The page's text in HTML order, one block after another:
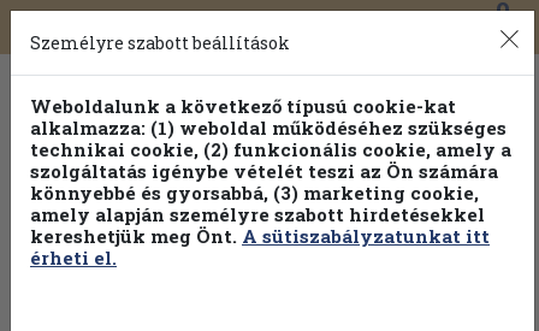
Toggle
navigation
0
Válogasson több mint 30 000 kötet közül
Hobbi témakörökben20% kedvezménnyel!
Személyre szabott beállítások
Weboldalunk a következő típusú cookie-kat
alkalmazza: (1) weboldal működéséhez szükséges
technikai cookie, (2) funkcionális cookie, amely a
szolgáltatás igénybe vételét teszi az Ön számára
könnyebbé és gyorsabbá, (3) marketing cookie,
amely alapján személyre szabott hirdetésekkel
kereshetjük meg Önt. A sütiszabályzatunkat itt
érheti el.